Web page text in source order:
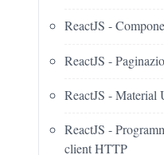
ReactJS -
ReactJS -
ReactJS - Material
ReactJS -
client HTTP